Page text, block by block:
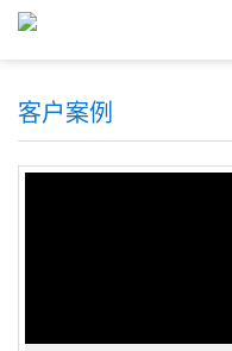
客户案例